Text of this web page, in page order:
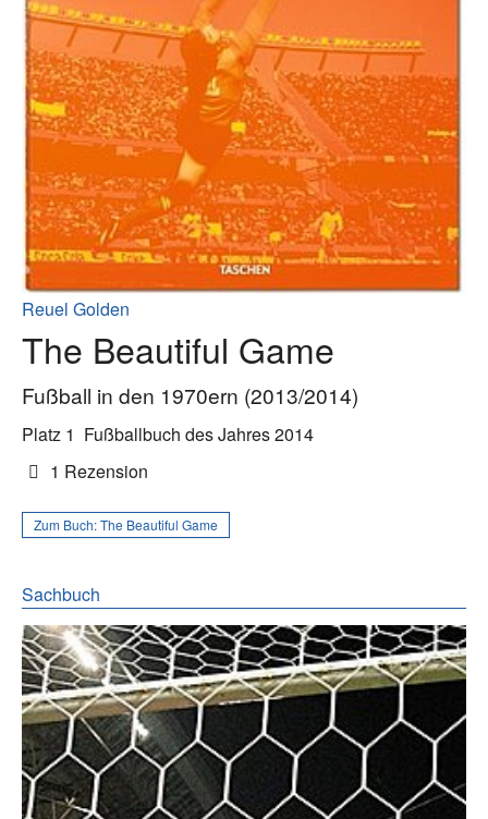
Reuel Golden
The Beautiful Game
Fußball in den 1970ern (2013/2014)
Platz 1 Fußballbuch des Jahres 2014
1 Rezension
Zum Buch:The Beautiful Game
Sachbuch